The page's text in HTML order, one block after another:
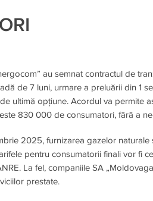
au semnat contractul de
de 7 luni, urmare a preluării din 1
ultimă opțiune. Acordul va permite
830 000 de consumatori, fără a
2025, furnizarea gazelor
pentru consumatorii finali vor fi
La fel, companiile SA
prestate.